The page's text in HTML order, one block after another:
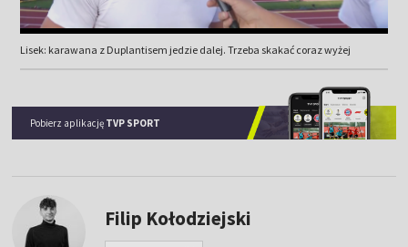
Lisek: karawana z Duplantisem jedzie dalej. Trzeba skakać coraz wyżej
Pobierz aplikację TVP SPORT
Filip Kołodziejski